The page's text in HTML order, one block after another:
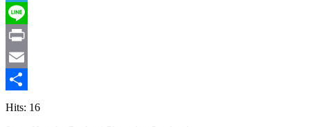
Telegram
Line
Print
Email
Share
Hits: 16